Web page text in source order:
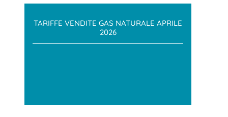
TARIFFE VENDITE GAS NATURALE APRILE
2026